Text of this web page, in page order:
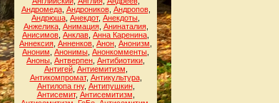
Андромеда, Андроников, Андропов,
Андрюша Анекдот, Анекдоты
Анжелика, Анимация, Анинаталия,
Анисимов Анклав Анна Каренина
Аннексия Анненков Анон Анонизм
Аноним Анонимы Анонкомменты
Аноны Антверпен Антибиотики
Антигей, Антиемитизм
Антикомпромат, Антикультура,
Антилопа гну, Антипушкин,
Антисемит, Антисемитизм